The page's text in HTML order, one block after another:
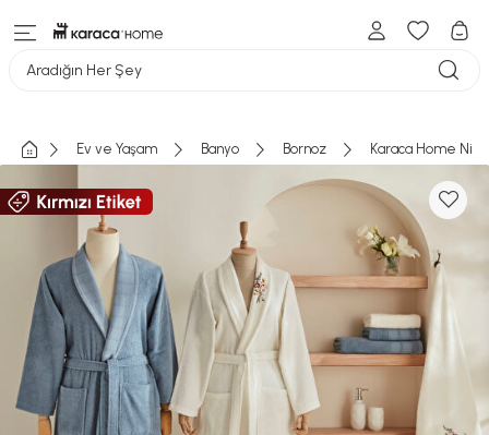
Aradığın Her Şey
Ev ve Yaşam Banyo Bornoz Karaca Home